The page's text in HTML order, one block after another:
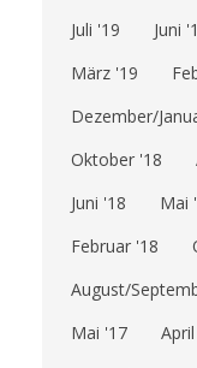
Juli '19
Juni
März '19
Dezember/
Oktober '18
Juni '18
Mai
Februar '18
August/
Mai '17